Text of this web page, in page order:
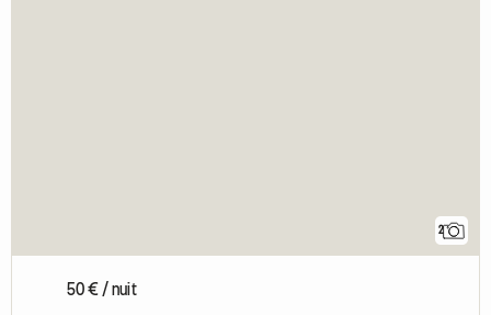
2
50 € / nuit